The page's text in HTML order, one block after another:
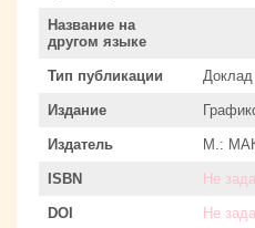
Название на
другом языке
Тип публикации Доклад
Издание
Издатель М.:
ISBN Не
DOI Не